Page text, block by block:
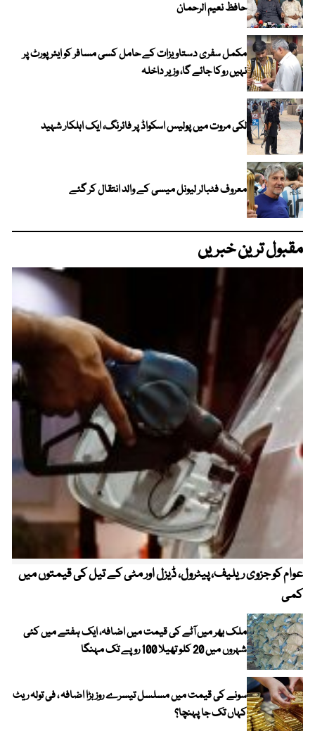
حافظ نعیم الرحمان
مکمل سفری دستاویزات کے حامل کسی مسافر کو ایئرپورٹ پر
نہیں روکا جائے گا، وزیر داخلہ
لکی مروت میں پولیس اسکواڈ پر فائرنگ، ایک اہلکار شہید
معروف فٹبالر لیونل میسی کے والد انتقال کر گئے
مقبول ترین خبریں
عوام کو جزوی ریلیف، پیٹرول، ڈیزل اور مٹی کے تیل کی قیمتوں میں
کمی
ملک بھر میں آٹے کی قیمت میں اضافہ، ایک ہفتے میں کئی
شہروں میں 20 کلو تھیلا 100 روپے تک مہنگا
سونے کی قیمت میں مسلسل تیسرے روز بڑا اضافہ ، فی تولہ ریٹ
کہاں تک جا پہنچا؟